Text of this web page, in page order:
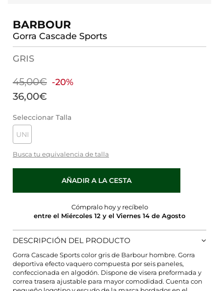
BARBOUR
Gorra Cascade Sports
GRIS
45,00€ -20%
36,00€
Seleccionar Talla
UNI
Busca tu equivalencia de talla
AÑADIR A LA CESTA
Cómpralo hoy y recíbelo
entre el Miércoles 12 y el Viernes 14 de Agosto
DESCRIPCIÓN DEL PRODUCTO
Gorra Cascade Sports color gris de Barbour hombre. Gorra
deportiva efecto vaquero compuesta por seis paneles,
confeccionada en algodón. Dispone de visera preformada y
correa trasera ajustable para mayor comodidad. Cuenta con
CONFIGURACIÓN DE COOKIES
HABILITAR TODO RECHAZAR TODO